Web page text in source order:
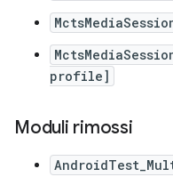
profile]
Moduli rimossi